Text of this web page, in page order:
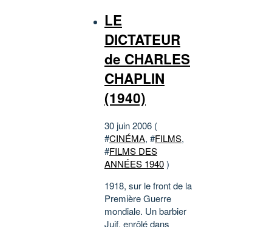
LE
DICTATEUR
de CHARLES
CHAPLIN
(1940)
30 juin 2006 (
#CINÉMA, #FILMS,
#FILMS DES
ANNÉES 1940)
1918, sur le front de la
Première Guerre
mondiale. Un barbier
Juif, enrôlé dans